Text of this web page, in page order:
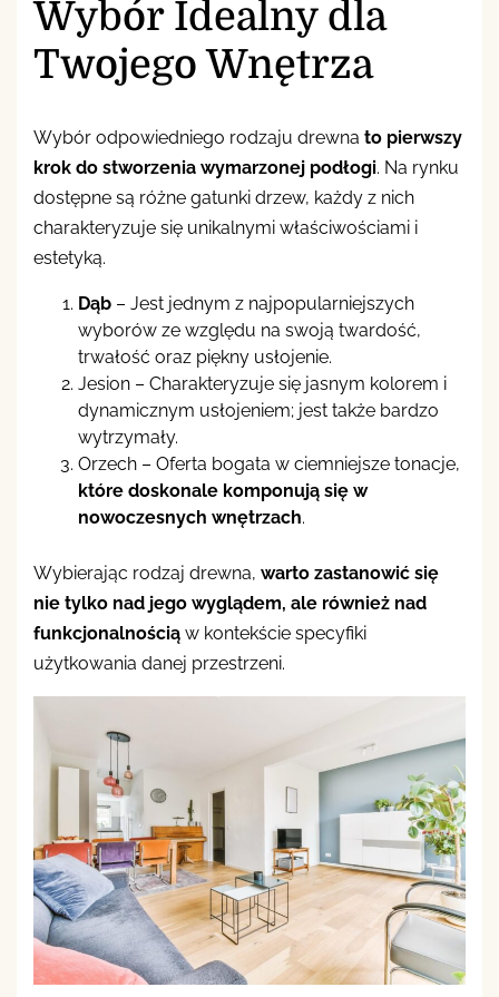
Wybór Idealny dla
Twojego Wnętrza
Wybór odpowiedniego rodzaju drewna to pierwszy
krok do stworzenia wymarzonej podłogi. Na rynku
dostępne są różne gatunki drzew, każdy z nich
charakteryzuje się unikalnymi właściwościami i
estetyką.
Dąb – Jest jednym z najpopularniejszych
wyborów ze względu na swoją twardość,
trwałość oraz piękny usłojenie.
Jesion – Charakteryzuje się jasnym kolorem i
dynamicznym usłojeniem; jest także bardzo
wytrzymały.
Orzech – Oferta bogata w ciemniejsze tonacje,
które doskonale komponują się w
nowoczesnych wnętrzach.
Wybierając rodzaj drewna, warto zastanowić się
nie tylko nad jego wyglądem, ale również nad
funkcjonalnością w kontekście specyfiki
użytkowania danej przestrzeni.